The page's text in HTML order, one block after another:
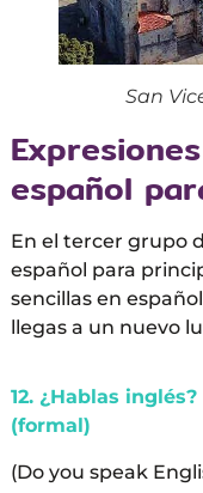
San
español
En el tercer grupo
español para
sencillas en
llegas a un nuevo
12. ¿Hablas
(formal)
(Do you speak